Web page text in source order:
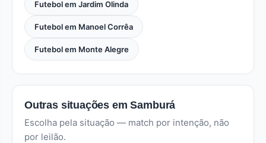
Futebol em Jardim Olinda
Futebol em Manoel Corrêa
Futebol em Monte Alegre
Outras situações em Samburá
Escolha pela situação — match por intenção, não
por leilão.